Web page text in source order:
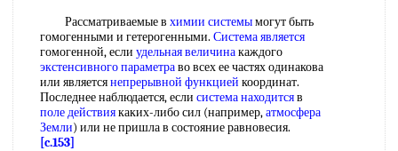
Рассматриваемые в химии системымогут быть
гомогенными и гетерогенными. Система является
гомогенной, если удельная величинакаждого
экстенсивного параметраво всех ее частях одинакова
или являетсянепрерывной функцией координат.
Последнее наблюдается, если система находитсяв
поле действиякаких-либо сил (например,атмосфера
Земли) или не пришла в состояние равновесия.
[c.153]